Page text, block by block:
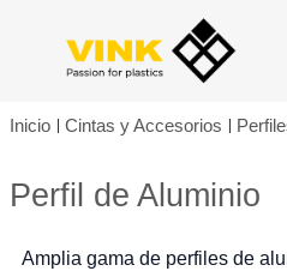
Inicio Cintas y Accesorios
Perfil de Aluminio
Amplia gama de perfiles de